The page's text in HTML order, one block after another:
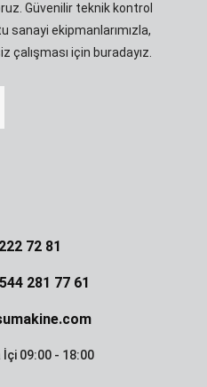
Güvenilir teknik kontrol
ekipmanlarımızla,
çalışması için buradayız.
72 81
281 77 61
09:00 - 18:00